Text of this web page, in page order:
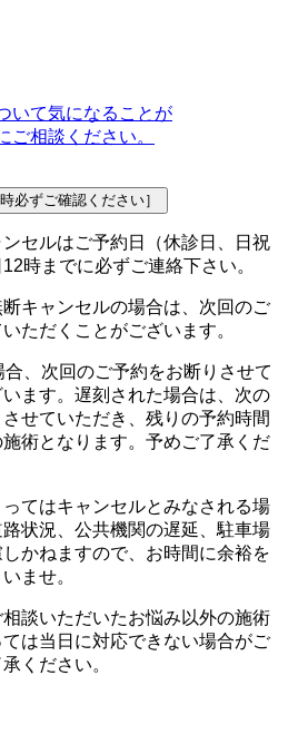
いて気になることが
ご相談ください。
時必ずご確認ください］
セルはご予約日（休診日、日祝
時までに必ずご連絡下さい。
キャンセルの場合は、次回のご
ただくことがございます。
、次回のご予約をお断りさせて
ます。遅刻された場合は、次の
せていただき、残りの予約時間
術となります。予めご了承くだ
てはキャンセルとみなされる場
状況、公共機関の遅延、駐車場
かねますので、お時間に余裕を
ませ。
談いただいたお悩み以外の施術
は当日に対応できない場合がご
ください。